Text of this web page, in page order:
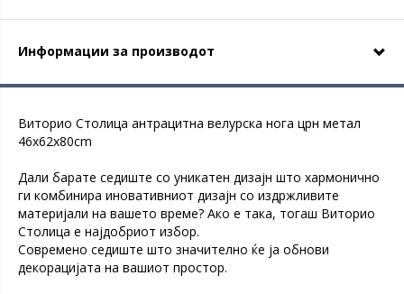
Информации за производот
Виторио Столица антрацитна велурска нога црн метал
46x62x80cm
Дали барате седиште со уникатен дизајн што хармонично
ги комбинира иновативниот дизајн со издржливите
материјали на вашето време? Ако е така, тогаш Виторио
Столица е најдобриот избор.
Современо седиште што значително ќе ја обнови
декорацијата на вашиот простор.